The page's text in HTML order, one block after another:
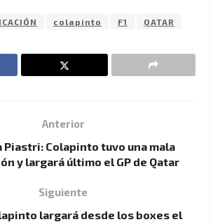
colapinto F1 QATAR
Anterior
Piastri: Colapinto tuvo una mala
y largará último el GP de Qatar
Siguiente
largará desde los boxes el